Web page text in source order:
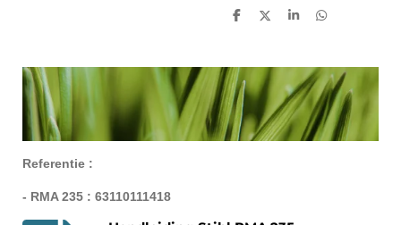
D
n
D
S
e
D
n
Referentie :
- RMA 235 : 63110111418